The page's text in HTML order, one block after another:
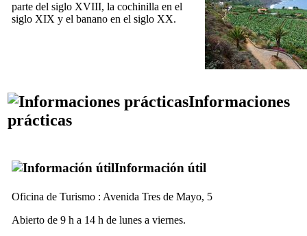
parte del siglo XVIII, la cochinilla en el
siglo XIX y el banano en el siglo XX.
Informaciones
prácticas
Información útil
Oficina de Turismo : Avenida Tres de Mayo, 5
Abierto de 9 h a 14 h de lunes a viernes.